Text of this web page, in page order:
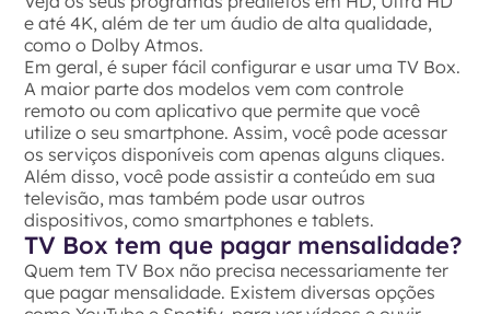
e até 4K, além de ter um áudio de alta qualidade,
como o Dolby Atmos.
Em geral, é super fácil configurar e usar uma TV Box.
A maior parte dos modelos vem com controle
remoto ou com aplicativo que permite que você
utilize o seu smartphone. Assim, você pode acessar
os serviços disponíveis com apenas alguns cliques.
Além disso, você pode assistir a conteúdo em sua
televisão, mas também pode usar outros
dispositivos, como smartphones e tablets.
TV Box tem que pagar mensalidade?
Quem tem TV Box não precisa necessariamente ter
que pagar mensalidade. Existem diversas opções